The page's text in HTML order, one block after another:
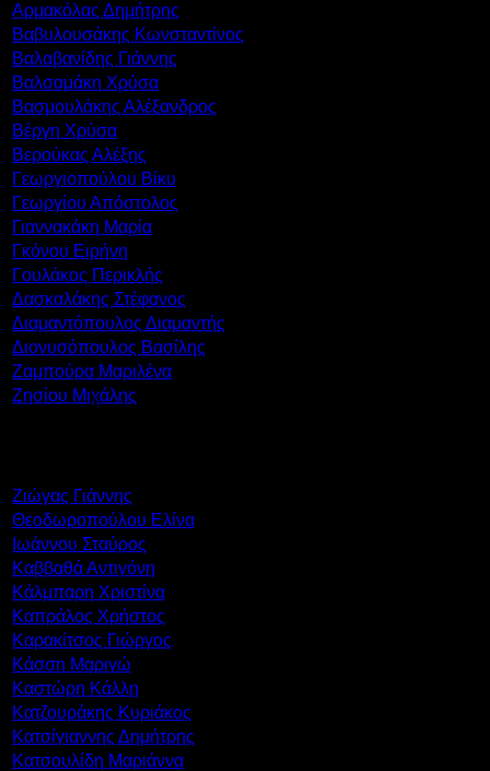
Αρμακόλας Δημήτρης
Βαβυλουσάκης Κωνσταντίνος
Βαλαβανίδης Γιάννης
Βαλσαμάκη Χρύσα
Βασμουλάκης Αλέξανδρος
Βέργη Χρύσα
Βερούκας Αλέξης
Γεωργιοπούλου Βίκυ
Γεωργίου Απόστολος
Γιαννακάκη Μαρία
Γκόνου Ειρήνη
Γουλάκος Περικλής
Δασκαλάκης Στέφανος
Διαμαντόπουλος Διαμαντής
Διονυσόπουλος Βασίλης
Ζαμπούρα Μαριλένα
Ζησίου Μιχάλης
Ζιώγας Γιάννης
Θεοδωροπούλου Ελίνα
Ιωάννου Σταύρος
Καββαθά Αντιγόνη
Κάλμπαρη Χριστίνα
Καπράλος Χρήστος
Καρακίτσος Γιώργος
Κάσση Μαριγώ
Καστώρη Κάλλη
Κατζουράκης Κυριάκος
Κατσίγιαννης Δημήτρης
Κατσουλίδη Μαριάννα